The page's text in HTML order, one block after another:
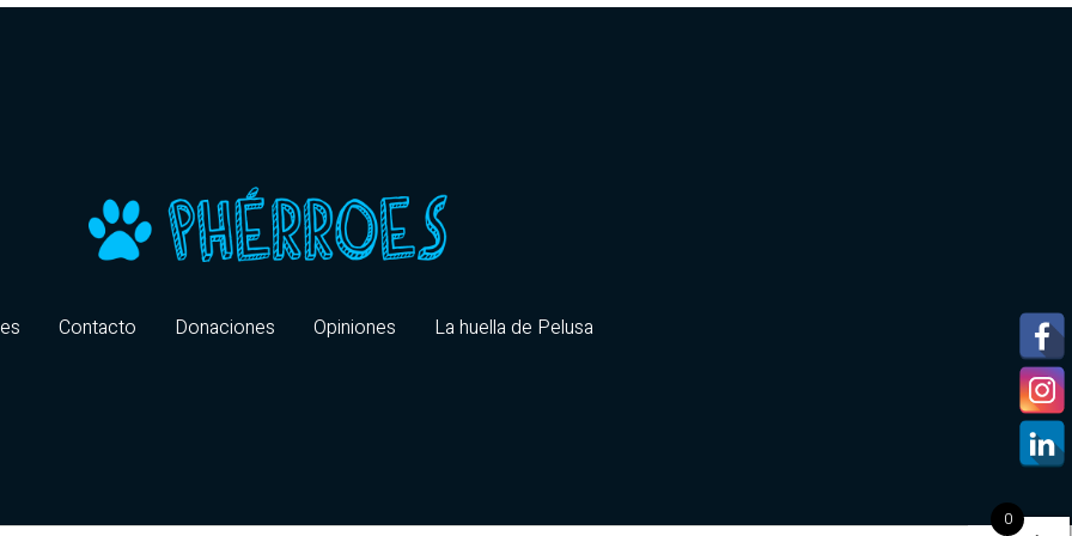
Contacto Donaciones Opiniones La huella de Pelusa
0